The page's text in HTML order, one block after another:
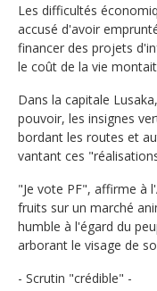
Les difficultés
accusé d'avoir
financer des projets
le coût de la vie
Dans la capitale
pouvoir, les insignes
bordant les routes et
vantant ces
"Je vote PF", affirme à
fruits sur un marché
humble à l'égard du
arborant le visage de
- Scrutin "crédible" -